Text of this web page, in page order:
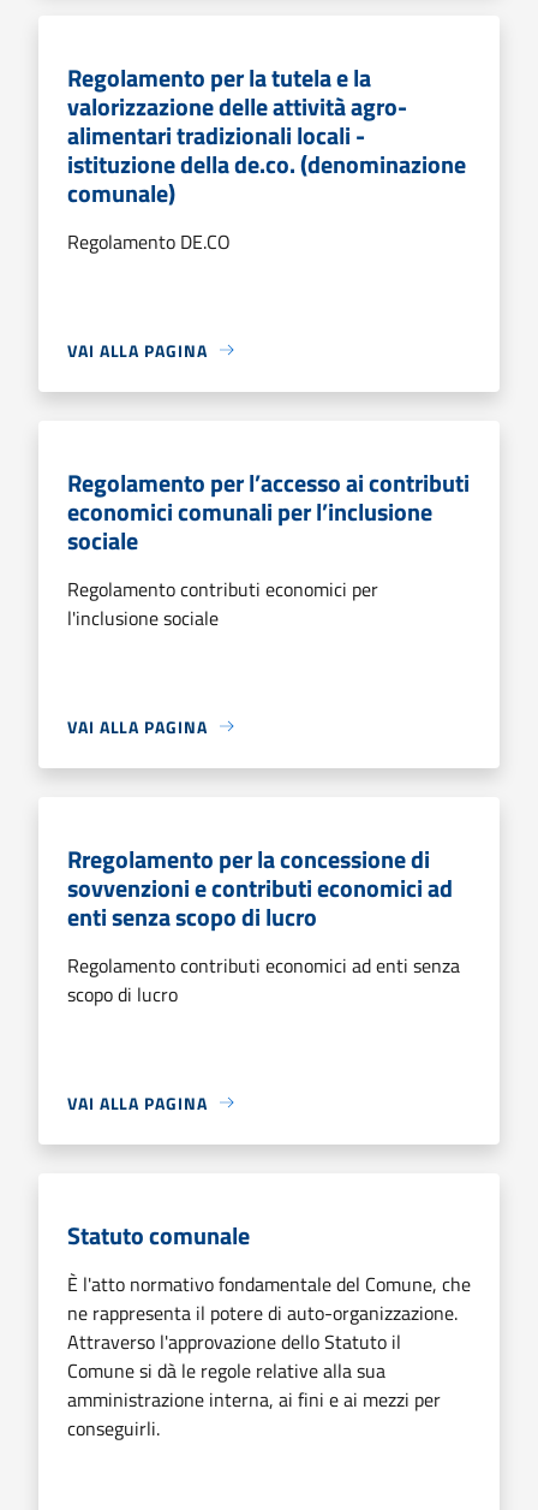
Regolamento per la tutela e la
valorizzazione delle attività agro-
alimentari tradizionali locali -
istituzione della de.co. (denominazione
comunale)
Regolamento DE.CO
VAI ALLA PAGINA
Regolamento per l’accesso ai contributi
economici comunali per l’inclusione
sociale
Regolamento contributi economici per
l'inclusione sociale
VAI ALLA PAGINA
Rregolamento per la concessione di
sovvenzioni e contributi economici ad
enti senza scopo di lucro
Regolamento contributi economici ad enti senza
scopo di lucro
VAI ALLA PAGINA
Statuto comunale
È l'atto normativo fondamentale del Comune, che
ne rappresenta il potere di auto-organizzazione.
Attraverso l'approvazione dello Statuto il
Comune si dà le regole relative alla sua
amministrazione interna, ai fini e ai mezzi per
conseguirli.